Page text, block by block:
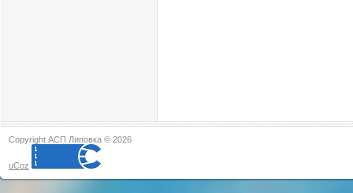
Copyright АСП Липовка © 2026
uCoz